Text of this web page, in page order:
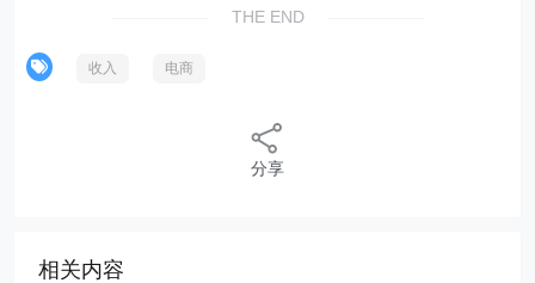
THE END
收入 电商
分享
相关内容